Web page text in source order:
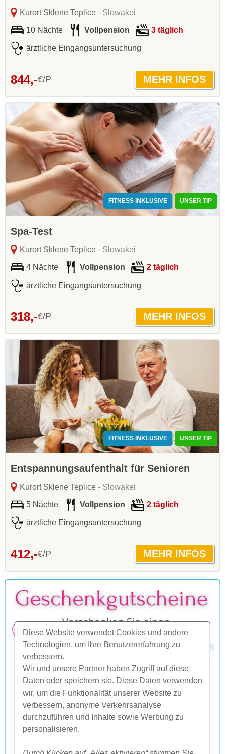
Diese Website verwendet Cookies und andere
Technologien, um Ihre Benutzererfahrung zu
verbessern.
Wir und unsere Partner haben Zugriff auf diese
Daten oder speichern sie. Diese Daten verwenden
wir, um die Funktionalität unserer Website zu
verbessern, anonyme Verkehrsanalyse
durchzuführen und Inhalte sowie Werbung zu
personalisieren.
Kurort Sklene Teplice- Slowakei
10 Nächte Vollpension 3 täglich
ärztliche Eingangsuntersuchung
844,-€/P
FITNESS INKLUSIVE UNSER TIP
Spa-Test
Kurort Sklene Teplice- Slowakei
4 Nächte Vollpension 2 täglich
ärztliche Eingangsuntersuchung
318,-€/P
FITNESS INKLUSIVE UNSER TIP
Entspannungsaufenthalt für Senioren
Kurort Sklene Teplice- Slowakei
5 Nächte Vollpension 2 täglich
ärztliche Eingangsuntersuchung
412,-€/P